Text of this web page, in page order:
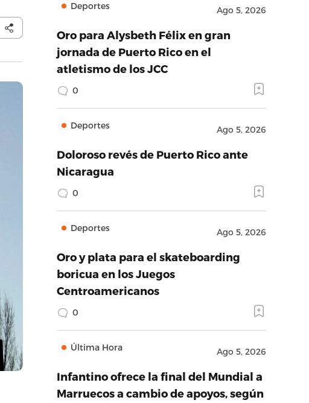
Deportes Ago 5, 2026
Oro para Alysbeth Félix en gran
jornada de Puerto Rico en el
atletismo de los JCC
0
Deportes Ago 5, 2026
Doloroso revés de Puerto Rico ante
Nicaragua
0
Deportes Ago 5, 2026
Oro y plata para el skateboarding
boricua en los Juegos
Centroamericanos
0
Última Hora Ago 5, 2026
Infantino ofrece la final del Mundial a
Marruecos a cambio de apoyos, según